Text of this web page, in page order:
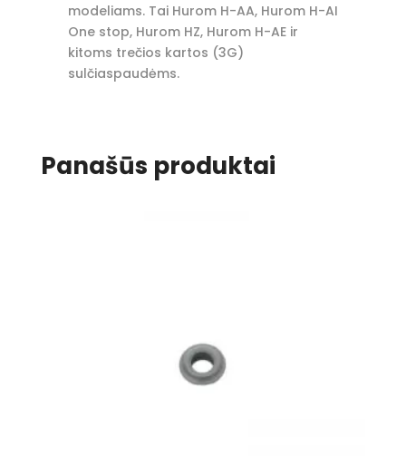
modeliams. Tai Hurom H-AA, Hurom H-AI
One stop, Hurom HZ, Hurom H-AE ir
kitoms trečios kartos (3G)
sulčiaspaudėms.
Panašūs produktai